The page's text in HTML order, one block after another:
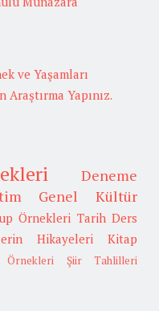
ve Yaşamları
Yapınız.
Deneme
Genel Kültür
Örnekleri Tarih Ders
Hikayeleri
Kitap
Örnekleri Şiir Tahlilleri